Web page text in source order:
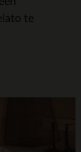
te